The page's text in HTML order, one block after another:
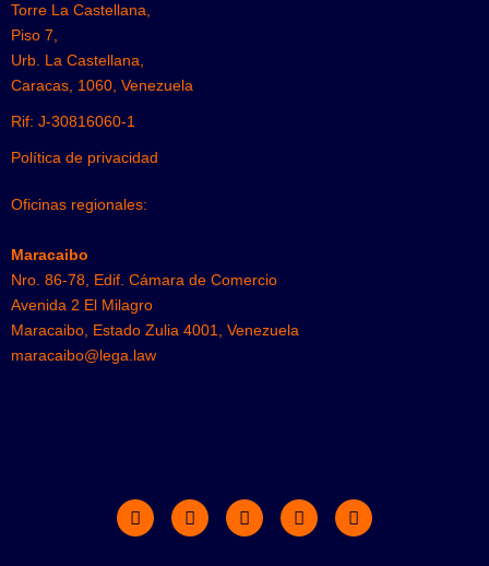
Torre La Castellana,
Piso 7,
Urb. La Castellana,
Caracas, 1060, Venezuela
Rif: J-30816060-1
Política de privacidad
Oficinas regionales:
Maracaibo
Nro. 86-78, Edif. Cámara de Comercio
Avenida 2 El Milagro
Maracaibo, Estado Zulia 4001, Venezuela
maracaibo@lega.law